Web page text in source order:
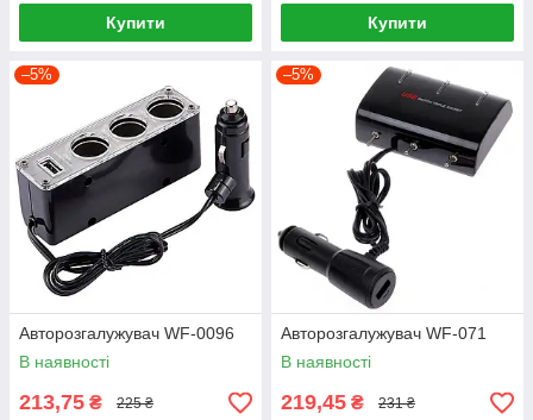
Купити Купити
–5%
Авторозгалужувач WF-0096
В наявності
213,75 ₴ 225 ₴
–5%
Авторозгалужувач WF-071
В наявності
219,45 ₴ 231 ₴